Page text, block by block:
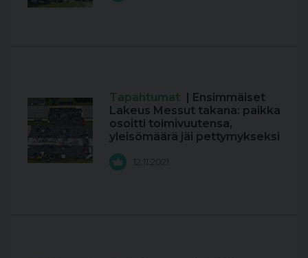
Tapahtumat | Ensimmäiset
Lakeus Messut takana: paikka
osoitti toimivuutensa,
yleisömäärä jäi pettymykseksi
12.11.2021